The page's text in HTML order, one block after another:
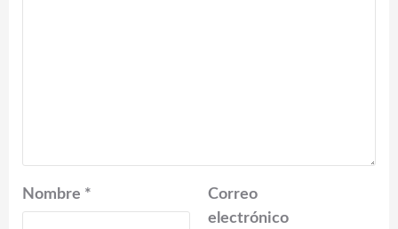
Nombre *
Correo
electrónico